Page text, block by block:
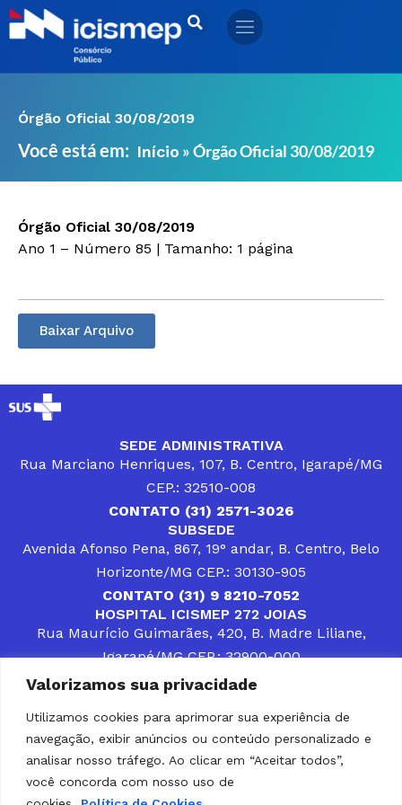
Valorizamos sua privacidade
Utilizamos cookies para aprimorar sua experiência de
navegação, exibir anúncios ou conteúdo personalizado e
analisar nosso tráfego. Ao clicar em “Aceitar todos”,
você concorda com nosso uso de
Ir
para
Órgão Oficial 30/08/2019
Você está em: Início »Órgão Oficial 30/08/2019
Órgão Oficial 30/08/2019
Ano 1 – Número 85 | Tamanho: 1 página
Baixar Arquivo
SEDE ADMINISTRATIVA
Rua Marciano Henriques, 107, B. Centro, Igarapé/MG
CEP.: 32510-008
CONTATO (31) 2571-3026
SUBSEDE
Avenida Afonso Pena, 867, 19° andar, B. Centro, Belo
Horizonte/MG CEP.: 30130-905
CONTATO (31) 9 8210-7052
HOSPITAL ICISMEP 272 JOIAS
Rua Maurício Guimarães, 420, B. Madre Liliane,
Igarapé/MG CEP.: 32900-000
CONTATOS (31) 3512-4400 ou (31) 9 8309-8660
DESENVOLVER SOLUÇÕES, AÇÕES E SERVIÇOS
PÚBLICOS QUE COMPLEMENTEM A ASSISTÊNCIA À
POPULAÇÃO DA REGIÃO EM QUE ATUA, SENDO
PARCEIRO DOS MUNICÍPIOS CONSORCIADOS NA
SOLUÇÃO DE DIFICULDADES ENFRENTADAS POR
GESTORES MUNICIPAIS, É O COMPROMISSO DO
ICISMEP.